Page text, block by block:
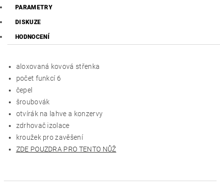
PARAMETRY
DISKUZE
HODNOCENÍ
aloxovaná kovová střenka
počet funkcí 6
čepel
šroubovák
otvírák na lahve a konzervy
zdrhovač izolace
kroužek pro zavěšení
ZDE POUZDRA PRO TENTO NŮŽ